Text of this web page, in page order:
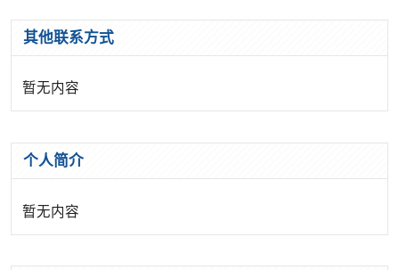
其他联系方式
暂无内容
个人简介
暂无内容